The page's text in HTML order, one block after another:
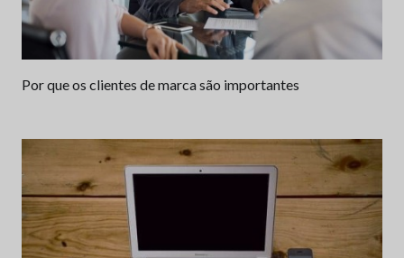
Por que os clientes de marca são importantes